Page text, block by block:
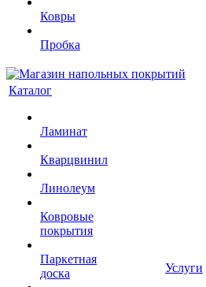
Ковры
Пробка
Каталог
Ламинат
Кварцвинил
Линолеум
Ковровые
покрытия
Паркетная
доска
Услуги